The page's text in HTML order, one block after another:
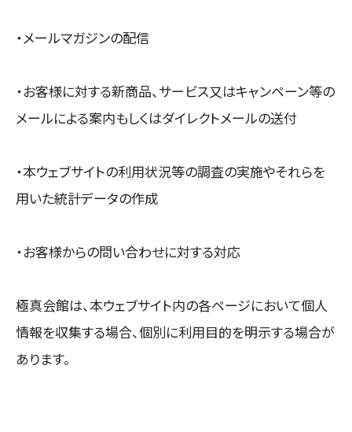
・メールマガジンの配信
・お客様に対する新商品、サービス又はキャンペーン等の
メールによる案内もしくはダイレクトメールの送付
・本ウェブサイトの利用状況等の調査の実施やそれらを
用いた統計データの作成
・お客様からの問い合わせに対する対応
極真会館は、本ウェブサイト内の各ページにおいて個人
情報を収集する場合、個別に利用目的を明示する場合が
あります。